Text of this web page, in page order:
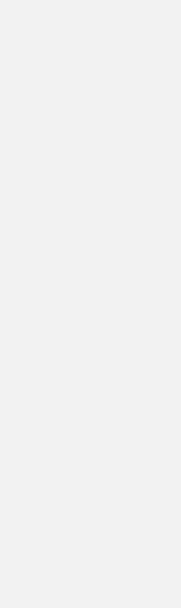
de Automotores